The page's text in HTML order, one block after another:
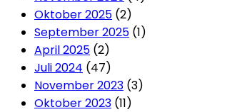
Oktober 2025 (2)
September 2025 (1)
April 2025 (2)
Juli 2024 (47)
November 2023 (3)
Oktober 2023 (11)